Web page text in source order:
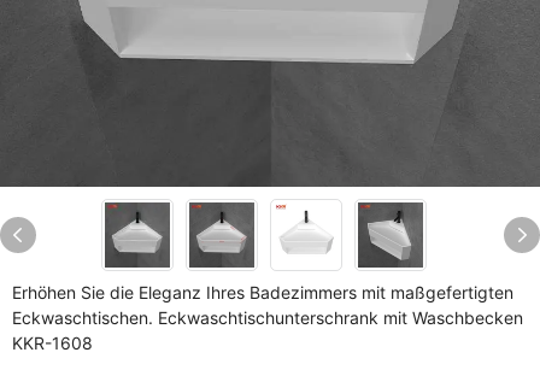
Erhöhen Sie die Eleganz Ihres Badezimmers mit maßgefertigten
Eckwaschtischen. Eckwaschtischunterschrank mit Waschbecken
KKR-1608